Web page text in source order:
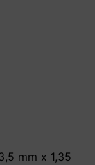
mm x 1,35